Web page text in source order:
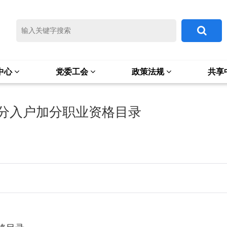
心 党委工会 政策法规 共享
入户加分职业资格目录